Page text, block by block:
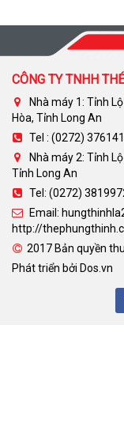
CÔNG TY TNHH
Nhà máy 1: Tỉnh
Hòa, Tỉnh Long An
Tel : (0272)
Nhà máy 2: Tỉnh
Tỉnh Long An
Tel: (0272)
Email:
http://
2017 Bản quyền
Phát triển bởi Dos.vn